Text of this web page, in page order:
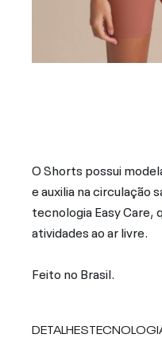
O Shorts possui
e auxilia na circulação
tecnologia Easy Care,
atividades ao ar livre.
Feito no Brasil.
DETALHES